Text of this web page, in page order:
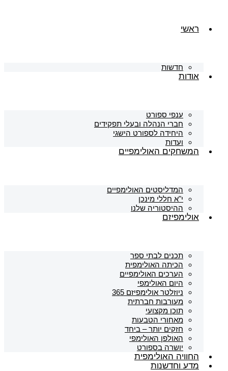
ראשי
חדשות
אודות
ענפי ספורט
חברי הנהלה ובעלי תפקידים
היחידה לספורט הישגי
ועדות
המשחקים האולימפיים
המדליסטים האולימפיים
י"א חללי מינכן
ההיסטוריה שלנו
אולימפיזם
תכנים לבתי ספר
הכיתה האולימפית
הערכים האולימפיים
היום האולימפי
ניוזלטר אולימפיזם 365
מעורבות חברתית
תוכן מקצועי
מאחורי הטבעות
חזקים יותר – ביחד
האולפן האולימפי
יושרה בספורט
החוויה האולימפית
מדע וחדשנות